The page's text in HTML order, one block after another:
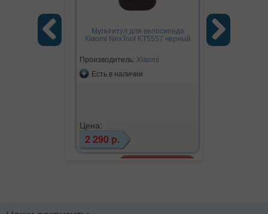
Мультитул для велосипеда
Xiaomi NexTool KT5557 черный
Производитель: Xiaomi
Есть в наличии
Цена:
2 290 р.